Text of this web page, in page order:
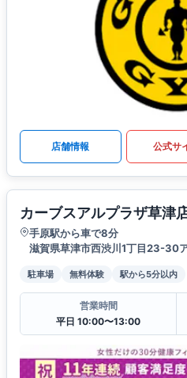
店舗情報 公式サ
カーブスアルプラザ草津
手原駅から車で8分
滋賀県草津市西渋川1丁目23-30
駐車場 無料体験 駅から5分以内
営業時間
平日 10:00〜13:00